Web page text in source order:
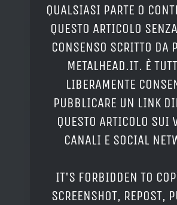
QUALSIASI PARTE O
QUESTO ARTICOLO
CONSENSO SCRITTO DA
METALHEAD.IT. È
LIBERAMENTE
PUBBLICARE UN LINK
QUESTO ARTICOLO SUI
CANALI E SOCIAL
IT'S FORBIDDEN TO
SCREENSHOT, REPOST,